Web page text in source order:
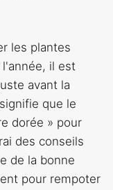
les plantes
il est
avant la
que le
dorée » pour
des conseils
de la bonne
pour rempoter